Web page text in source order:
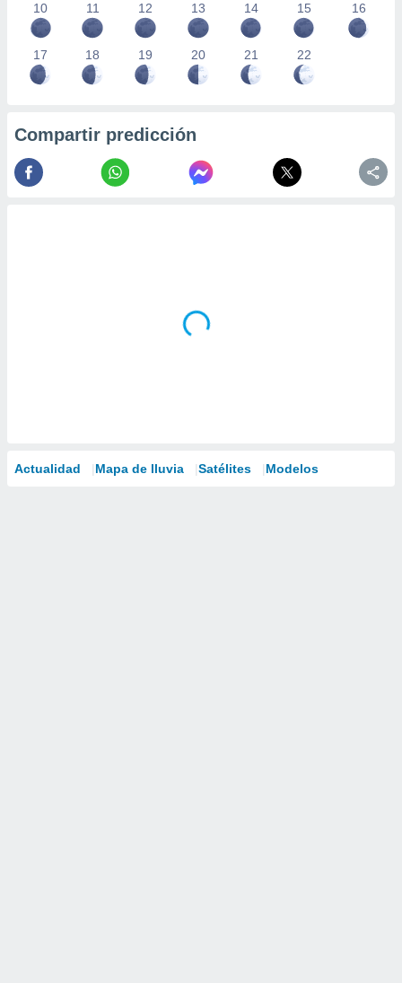
10 11 12 13 14 15 16
17 18 19 20 21 22
Compartir predicción
Actualidad Mapa de lluvia Satélites Modelos